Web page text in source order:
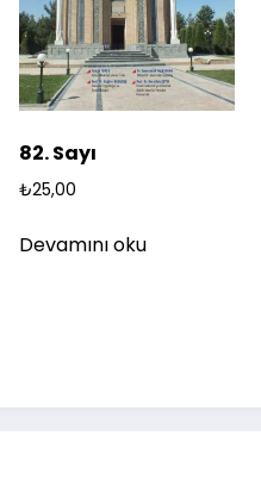
82. Sayı
₺25,00
Devamını oku